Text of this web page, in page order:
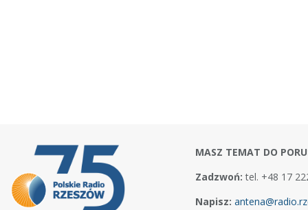
MASZ TEMAT DO
Zadzwoń: tel. +48 17
Napisz: